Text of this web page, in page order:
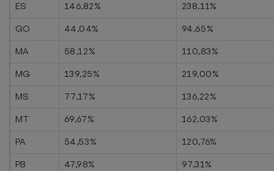
ES
146,82%
238,11%
GO
44,04%
94,65%
MA
58,12%
110,83%
MG
139,25%
219,00%
MS
77,17%
136,22%
MT
69,67%
162,03%
PA
54,53%
120,76%
PB
47,98%
97,31%